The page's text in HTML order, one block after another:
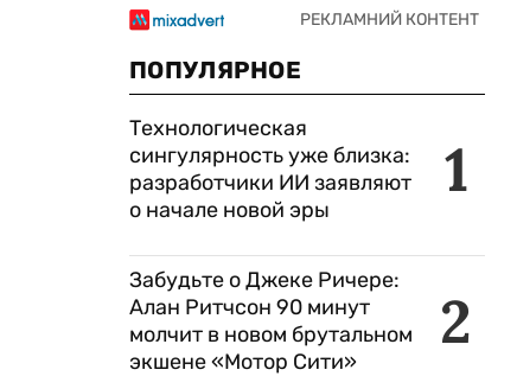
ПОПУЛЯРНОЕ
1
Технологическая
сингулярность уже близка:
разработчики ИИ заявляют
о начале новой эры
2
Забудьте о Джеке Ричере:
Алан Ритчсон 90 минут
молчит в новом брутальном
экшене «Мотор Сити»